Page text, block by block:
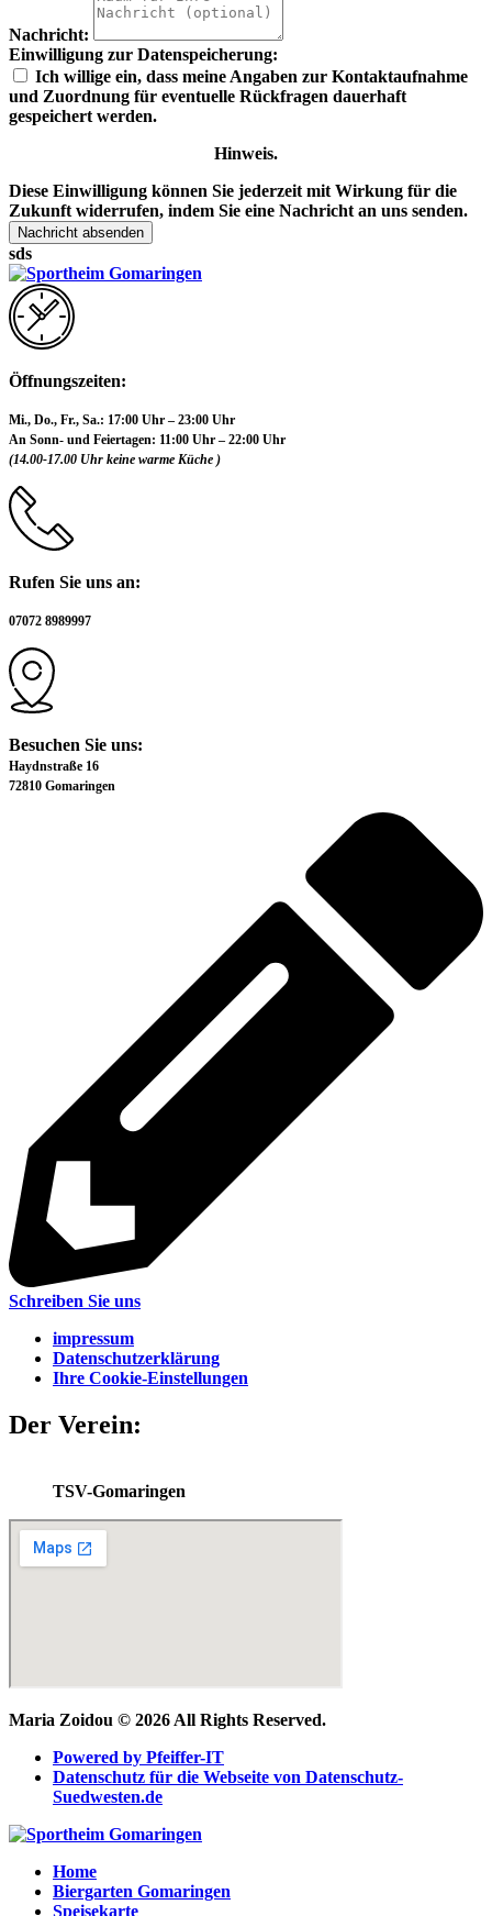
Nachricht:
Einwilligung zur Datenspeicherung:
Ich willige ein, dass meine Angaben zur Kontaktaufnahme
und Zuordnung für eventuelle Rückfragen dauerhaft
gespeichert werden.
Hinweis.
Diese Einwilligung können Sie jederzeit mit Wirkung für die
Zukunft widerrufen, indem Sie eine Nachricht an uns senden.
Nachricht absenden
sds
Öffnungszeiten:
Mi., Do., Fr., Sa.: 17:00 Uhr – 23:00 Uhr
An Sonn- und Feiertagen: 11:00 Uhr – 22:00 Uhr
(14.00-17.00 Uhr keine warme Küche )
Rufen Sie uns an:
07072 8989997
Besuchen Sie uns:
Haydnstraße 16
72810 Gomaringen
Schreiben Sie uns
impressum
Datenschutzerklärung
Ihre Cookie-Einstellungen
Der Verein:
TSV-Gomaringen
Maria Zoidou © 2026 All Rights Reserved.
Powered by Pfeiffer-IT
Datenschutz für die Webseite von Datenschutz-
Suedwesten.de
Home
Biergarten Gomaringen
Speisekarte